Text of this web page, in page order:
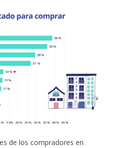
de los compradores en